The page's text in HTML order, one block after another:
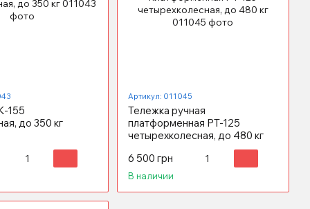
155
до 350 кг
Артикул: 011045
Тележка ручная
платформенная PT-125
четырехколесная, до 480 кг
6 500 грн
В наличии